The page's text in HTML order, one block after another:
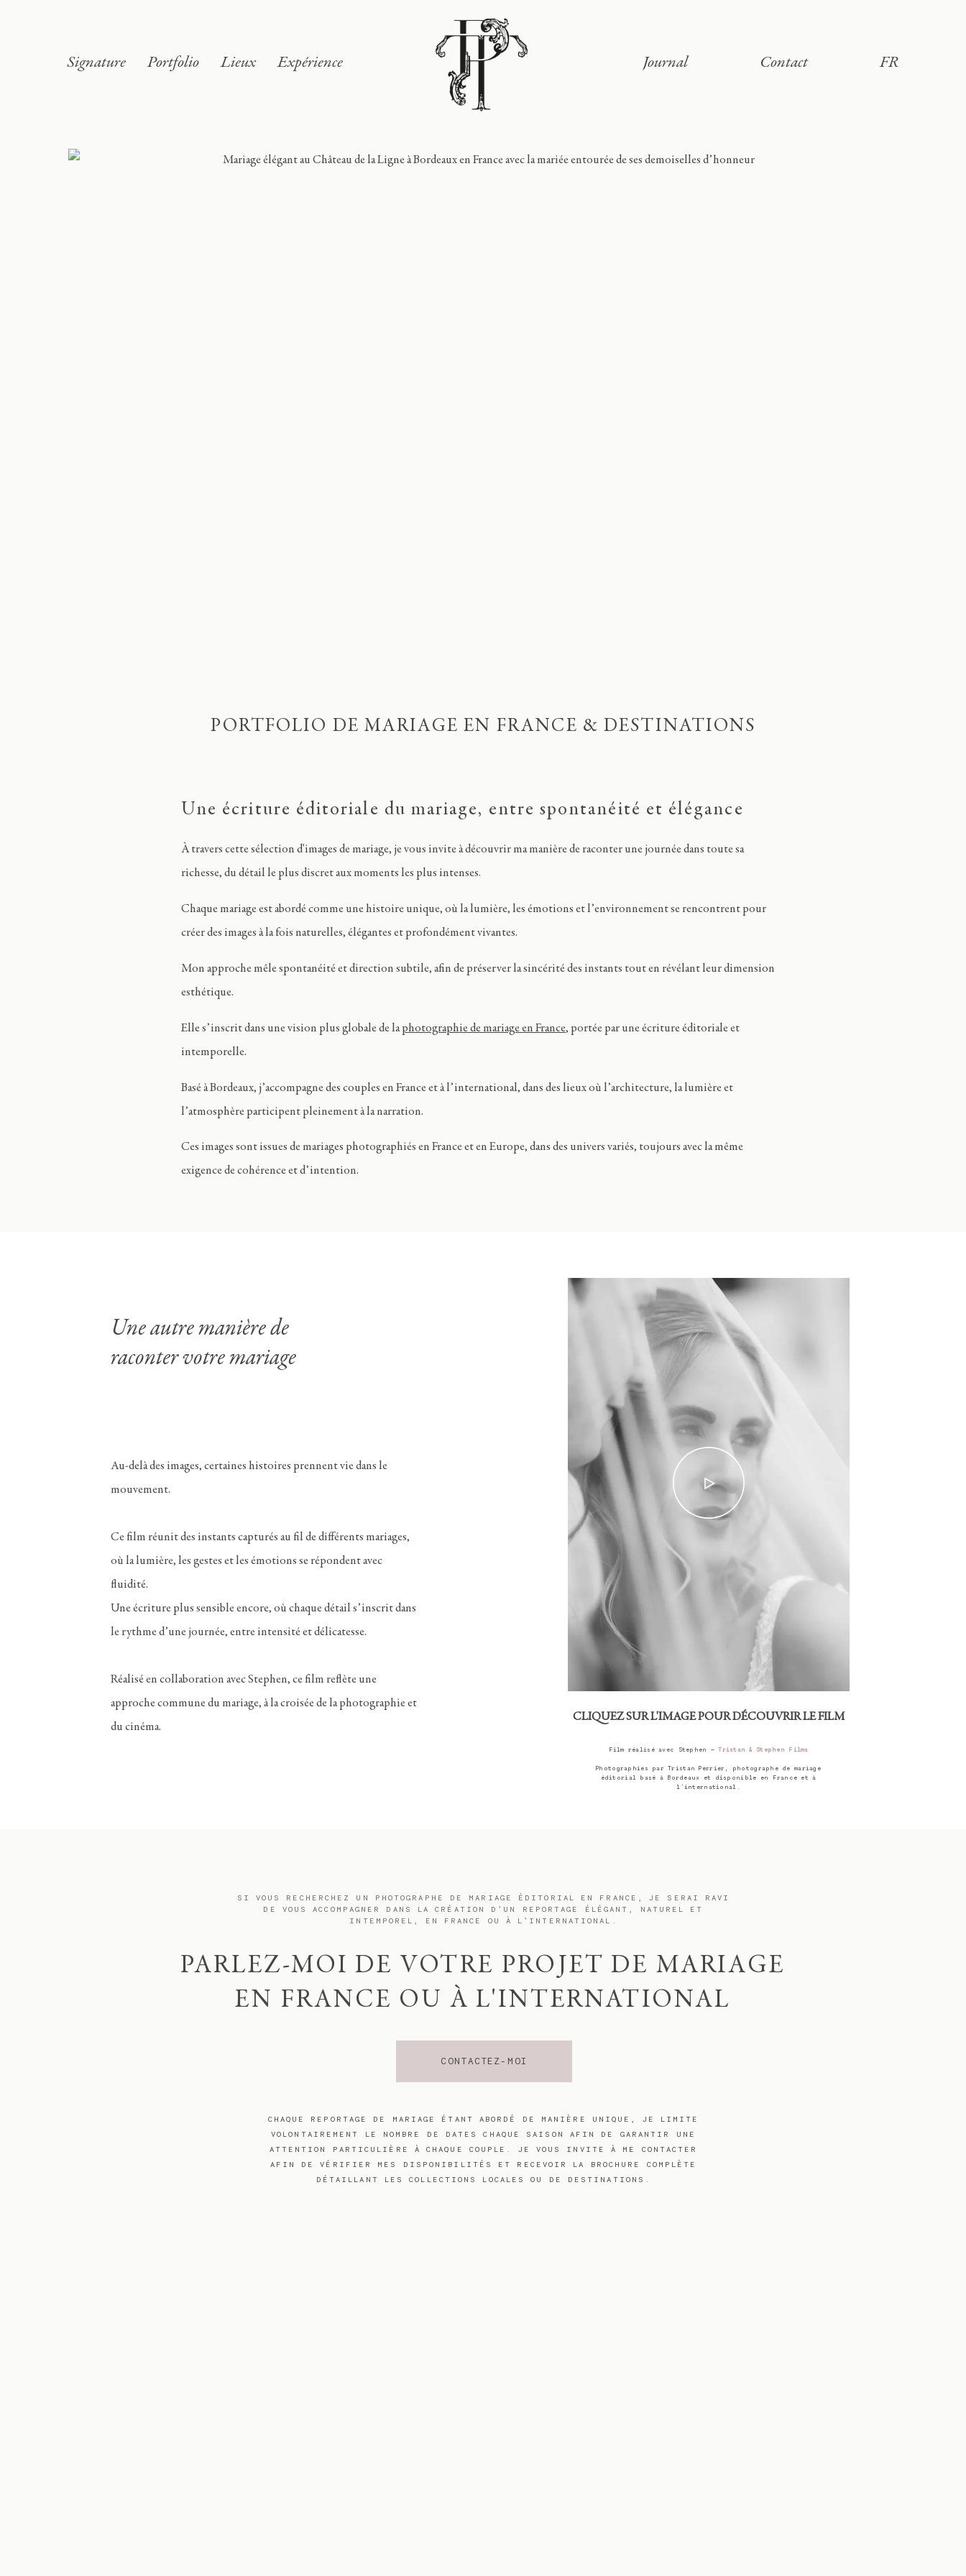
Signature Portfolio Lieux Expérience Journal Contact FR
PORTFOLIO DE MARIAGE EN FRANCE & DESTINATIONS
Une écriture éditoriale du mariage, entre spontanéité et élégance
À travers cette sélection d'images de mariage, je vous invite à découvrir ma manière de raconter une journée dans toute sa
richesse, du détail le plus discret aux moments les plus intenses.
Chaque mariage est abordé comme une histoire unique, où la lumière, les émotions et l’environnement se rencontrent pour
créer des images à la fois naturelles, élégantes et profondément vivantes.
Mon approche mêle spontanéité et direction subtile, afin de préserver la sincérité des instants tout en révélant leur dimension
esthétique.
Elle s’inscrit dans une vision plus globale de laphotographie de mariage en France, portée par une écriture éditoriale et
intemporelle.
Basé à Bordeaux, j’accompagne des couples en France et à l’international, dans des lieux où l’architecture, la lumière et
l’atmosphère participent pleinement à la narration.
Ces images sont issues de mariages photographiés en France et en Europe, dans des univers variés, toujours avec la même
exigence de cohérence et d’intention.
Une autre manière de
raconter votre mariage
Au-delà des images, certaines histoires prennent vie dans le
mouvement.
Ce film réunit des instants capturés au fil de différents mariages,
où la lumière, les gestes et les émotions se répondent avec
fluidité.
Une écriture plus sensible encore, où chaque détail s’inscrit dans
le rythme d’une journée, entre intensité et délicatesse.
Réalisé en collaboration avec Stephen, ce film reflète une
approche commune du mariage, à la croisée de la photographie et
du cinéma.
CLIQUEZ SUR L'IMAGE POUR DÉCOUVRIR LE FILM
Film réalisé avec Stephen —Tristan & Stephen Films
Photographies par Tristan Perrier, photographe de mariage
éditorial basé à Bordeaux et disponible en France et à
l'international.
SI VOUS RECHERCHEZ UN PHOTOGRAPHE DE MARIAGE ÉDITORIAL EN FRANCE, JE SERAI RAVI
DE VOUS ACCOMPAGNER DANS LA CRÉATION D’UN REPORTAGE ÉLÉGANT, NATUREL ET
INTEMPOREL, EN FRANCE OU À L’INTERNATIONAL.
PARLEZ-MOI DE VOTRE PROJET DE MARIAGE
EN FRANCE OU À L'INTERNATIONAL
CONTACTEZ-MOI
CHAQUE REPORTAGE DE MARIAGE ÉTANT ABORDÉ DE MANIÈRE UNIQUE, JE LIMITE
VOLONTAIREMENT LE NOMBRE DE DATES CHAQUE SAISON AFIN DE GARANTIR UNE
ATTENTION PARTICULIÈRE À CHAQUE COUPLE. JE VOUS INVITE À ME CONTACTER
AFIN DE VÉRIFIER MES DISPONIBILITÉS ET RECEVOIR LA BROCHURE COMPLÈTE
DÉTAILLANT LES COLLECTIONS LOCALES OU DE DESTINATIONS.
Signature